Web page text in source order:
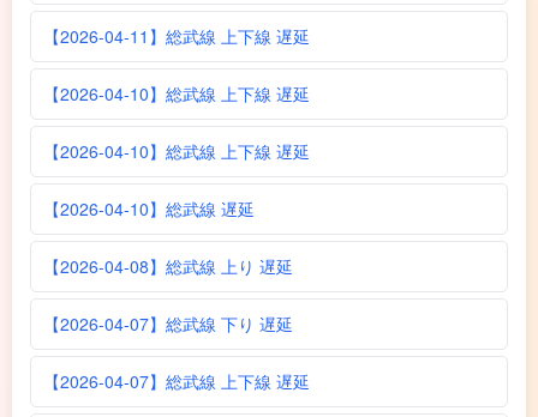
【2026-04-11】総武線 上下線 遅延
【2026-04-10】総武線 上下線 遅延
【2026-04-10】総武線 上下線 遅延
【2026-04-10】総武線 遅延
【2026-04-08】総武線 上り 遅延
【2026-04-07】総武線 下り 遅延
【2026-04-07】総武線 上下線 遅延